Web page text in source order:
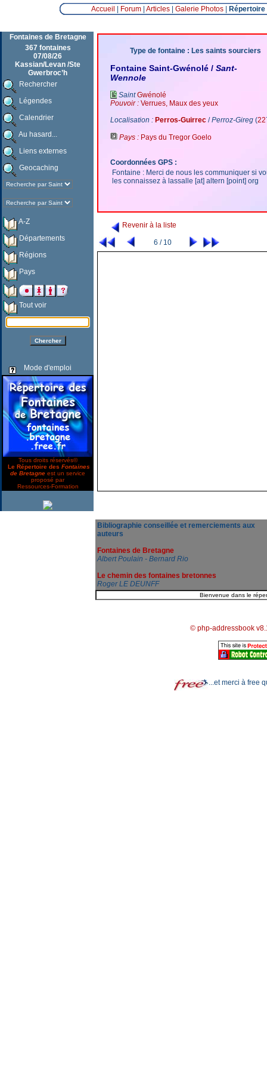
Accueil Forum| Articles| Galerie Photos|
Fontaines de Bretagne
367 fontaines
07/08/26
Kassian/Levan /Ste
Gwerbroc’h
Rechercher
Légendes
Calendrier
Au hasard...
Liens externes
Geocaching
A-Z
Départements
Régions
Pays
Tout voir
Mode d'emploi
Tous droits réservés©
Le Répertoire des Fontaines
de Bretagne est un service
proposé par
Ressources-Formation
Type de fontaine : Les saints sourciers
Fontaine Saint-Gwénolé / Sant-
Wennole
SaintGwénolé
Pouvoir : Verrues, Maux des yeux
Localisation : Perros-Guirrec /Perroz-Gireg (22
Pays : Pays du Tregor Goelo
Coordonnées GPS :
Fontaine : Merci de nous les communiquer si
les connaissez à lassalle [at] altern [point] org
Revenir à la liste
6 / 10
Bibliographie conseillée et remerciements aux
auteurs
Fontaines de Bretagne
Albert Poulain - Bernard Rio
Le chemin des fontaines bretonnes
Roger LE DEUNFF
© php-addressbook
...et merci à free